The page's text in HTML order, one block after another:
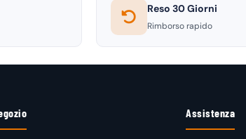
Reso 30 Giorni
Rimborso rapido
Assistenza